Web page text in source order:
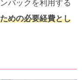
バックを利用する
めの必要経費とし